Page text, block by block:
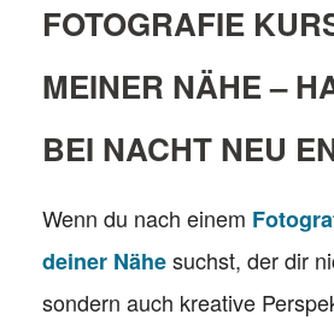
FOTOGRAFIE
MEINER NÄHE –
BEI NACHT NEU
Wenn du nach einem
deiner Nähesuchst, der dir
sondern auch kreative